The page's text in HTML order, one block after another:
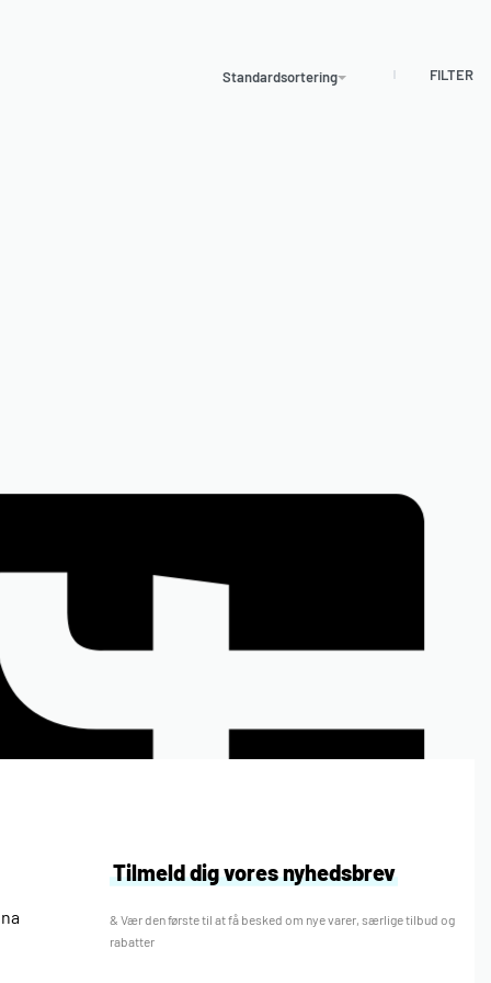
Standardsortering FILTER
Tilmeld dig vores nyhedsbrev
& Vær den første til at få besked om nye varer, særlige tilbud og
rabatter